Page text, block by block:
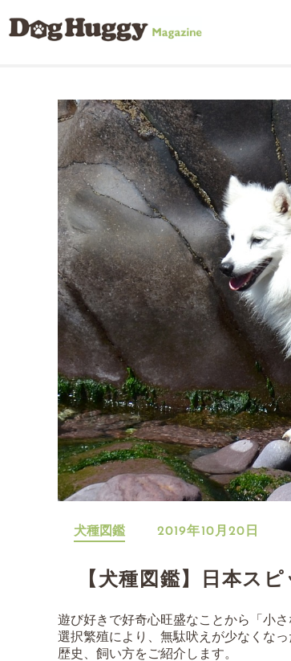
犬種図鑑 2019年10月20日
【犬種図鑑】日本ス
遊び好きで好奇心旺盛なことから「小
選択繁殖により、無駄吠えが少なくな
歴史、飼い方をご紹介します。